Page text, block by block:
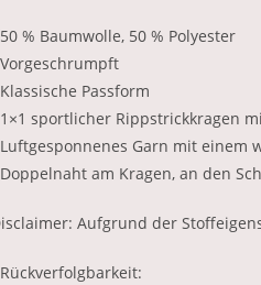
50 % Baumwolle, 50 % Polyester
Vorgeschrumpft
Klassische Passform
1×1 sportlicher Rippstrickkragen
Luftgesponnenes Garn mit einem
Doppelnaht am Kragen, an den
Aufgrund der
Rückverfolgbarkeit: